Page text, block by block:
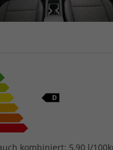
kombiniert: 5,90 l/